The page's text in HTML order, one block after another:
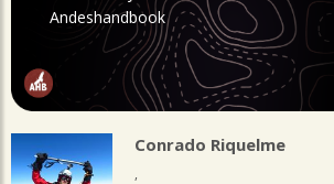
Andeshandbook
Conrado Riquelme
,